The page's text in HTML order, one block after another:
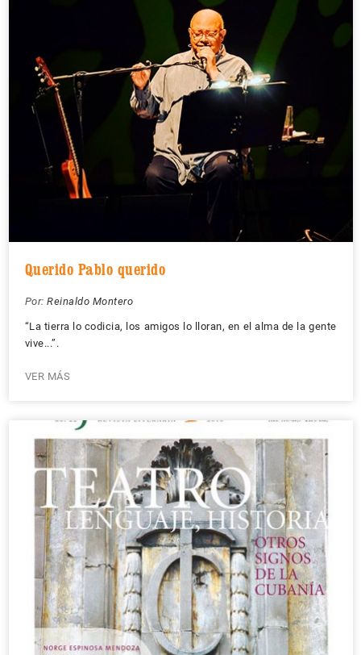
Querido Pablo querido
Por: Reinaldo Montero
“La tierra lo codicia, los amigos lo lloran, en el alma de la gente
vive...”.
VER MÁS